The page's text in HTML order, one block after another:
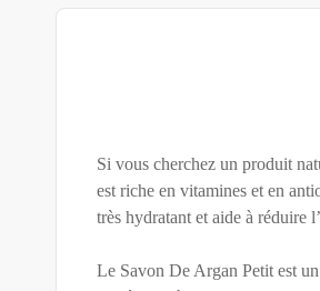
Si vous cherchez un produit
est riche en vitamines et en
très hydratant et aide à réduire
Le Savon De Argan Petit est